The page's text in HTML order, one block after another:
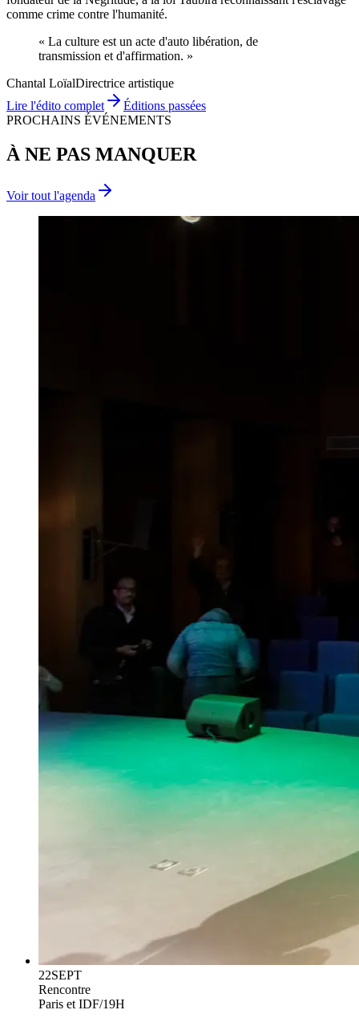
comme crime contre l'humanité.
« La culture est un acte d'auto libération, de
transmission et d'affirmation. »
Chantal LoïalDirectrice artistique
Lire l'édito complet
Éditions passées
PROCHAINS ÉVÉNEMENTS
À NE PAS MANQUER
Voir tout l'agenda
22SEPT
Rencontre
Paris et IDF/19H